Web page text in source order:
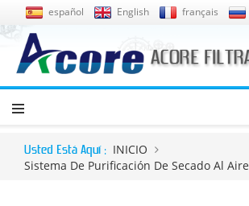
español English français
Usted Está Aquí : INICIO
Sistema De Purificación De Secado Al Aire